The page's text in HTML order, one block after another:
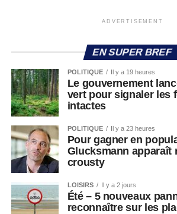
ADVERTISEMENT
EN SUPER BREF
POLITIQUE Il y a 19 heures
Le gouvernement
vert pour signaler les
intactes
POLITIQUE Il y a 23 heures
Pour gagner en
Glucksmann apparaît
crousty
LOISIRS Il y a 2 jours
Été – 5 nouveaux
reconnaître sur les